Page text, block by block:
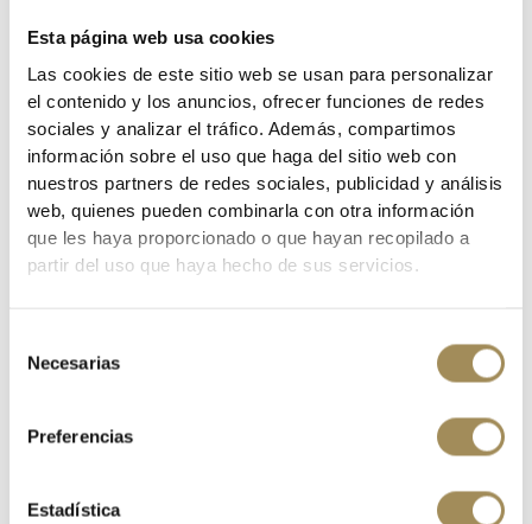
Esta página web usa cookies
Las cookies de este sitio web se usan para personalizar
el contenido y los anuncios, ofrecer funciones de redes
sociales y analizar el tráfico. Además, compartimos
información sobre el uso que haga del sitio web con
nuestros partners de redes sociales, publicidad y análisis
web, quienes pueden combinarla con otra información
que les haya proporcionado o que hayan recopilado a
partir del uso que haya hecho de sus servicios.
Necesarias
Preferencias
Estadística
BICICLETA SCOTT SPARK RC TEAM BLACK
-15%